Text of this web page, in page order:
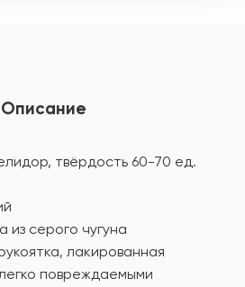
Описание
твёрдость 60-70 ед.
из серого чугуна
лакированная
повреждаемыми